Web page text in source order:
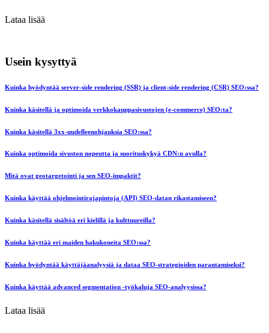
Lataa lisää
Usein kysyttyä
Kuinka hyödyntää server-side rendering (SSR) ja client-side rendering (CSR) SEO:ssa?
Kuinka käsitellä ja optimoida verkkokauppasivustojen (e-commerce) SEO:ta?
Kuinka käsitellä 3xx-uudelleenohjauksia SEO:ssa?
Kuinka optimoida sivuston nopeutta ja suorituskykyä CDN:n avulla?
Mitä ovat geotargetointi ja sen SEO-impaktit?
Kuinka käyttää ohjelmointirajapintoja (API) SEO-datan rikastamiseen?
Kuinka käsitellä sisältöä eri kielillä ja kulttuureilla?
Kuinka käyttää eri maiden hakukoneita SEO:ssa?
Kuinka hyödyntää käyttäjäanalyysiä ja dataa SEO-strategioiden parantamiseksi?
Kuinka käyttää advanced segmentation -työkaluja SEO-analyysissa?
Lataa lisää